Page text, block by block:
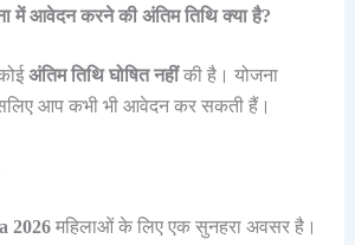
में आवेदन करने की अंतिम तिथि क्या है?
अंतिम तिथि घोषित नहींकी है। योजना
आप कभी भी आवेदन कर सकती हैं।
2026महिलाओं के लिए एक सुनहरा अवसर है।